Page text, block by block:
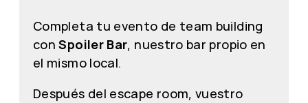
Completa tu evento de team building
conSpoiler Bar, nuestro bar propio en
el mismo local.
Después del escape room, vuestro